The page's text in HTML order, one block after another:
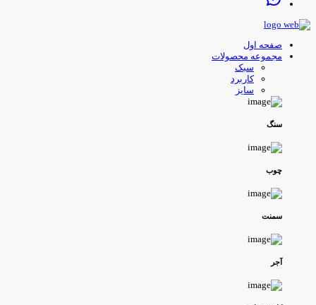
صفحه اول
مجموعه محصولات
سبک
کاربرد
سایز
سنگ
چوب
سمنت
آجر